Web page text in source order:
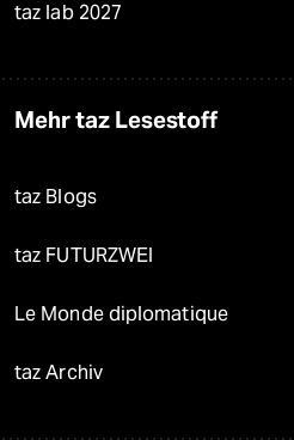
taz lab 2027
Mehr taz Lesestoff
taz Blogs
taz FUTURZWEI
Le Monde diplomatique
taz Archiv